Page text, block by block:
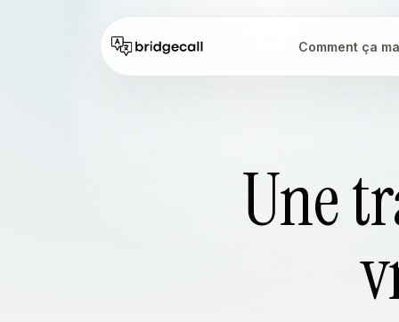
Comment ça
Une